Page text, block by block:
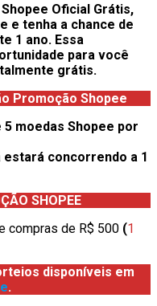
Oficial Grátis,
e tenha a chance de
1 ano. Essa
para você
grátis.
Promoção Shopee
moedas Shopee por
concorrendo a 1
SHOPEE
compras de R$ 500 (1
disponíveis em
.